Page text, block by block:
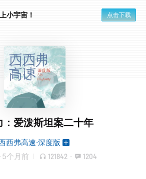
小宇宙！ 点击下载
：爱泼斯坦案二十年
西弗高速·深度版
· 5个月前 121842 · 1204